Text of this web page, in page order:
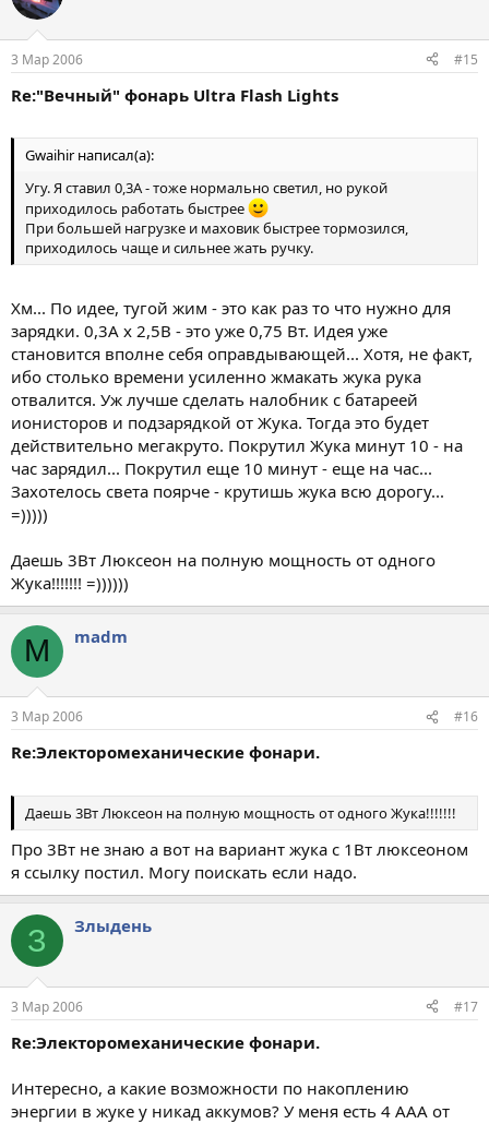
3 Мар 2006 #15
Re:"Вечный" фонарь Ultra Flash Lights
Gwaihir написал(а):
Угу. Я ставил 0,3А - тоже нормально светил, но рукой
приходилось работать быстрее
При большей нагрузке и маховик быстрее тормозился,
приходилось чаще и сильнее жать ручку.
Хм... По идее, тугой жим - это как раз то что нужно для
зарядки. 0,3А х 2,5В - это уже 0,75 Вт. Идея уже
становится вполне себя оправдывающей... Хотя, не факт,
ибо столько времени усиленно жмакать жука рука
отвалится. Уж лучше сделать налобник с батареей
ионисторов и подзарядкой от Жука. Тогда это будет
действительно мегакруто. Покрутил Жука минут 10 - на
час зарядил... Покрутил еще 10 минут - еще на час...
Захотелось света поярче - крутишь жука всю дорогу...
=)))))
Даешь 3Вт Люксеон на полную мощность от одного
Жука!!!!!!! =))))))
M madm
3 Мар 2006 #16
Re:Электоромеханические фонари.
Даешь 3Вт Люксеон на полную мощность от одного Жука!!!!!!!
Про 3Вт не знаю а вот на вариант жука с 1Вт люксеоном
я ссылку постил. Могу поискать если надо.
З Злыдень
3 Мар 2006 #17
Re:Электоромеханические фонари.
Интересно, а какие возможности по накоплению
энергии в жуке у никад аккумов? У меня есть 4 ААА от